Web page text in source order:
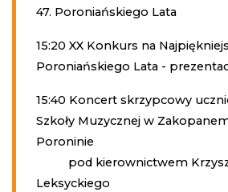
47. Poroniańskiego Lata
15:20 XX Konkurs na
Poroniańskiego Lata -
15:40 Koncert skrzypcowy
Szkoły Muzycznej w
Poroninie
pod kierownictwem
Leksyckiego